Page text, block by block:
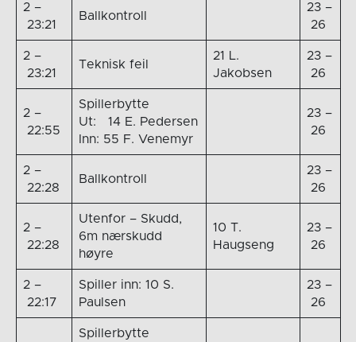
2 –
23:21
Ballkontroll
23 –
26
2 –
23:21
Teknisk feil
21 L.
Jakobsen
23 –
26
2 –
22:55
Spillerbytte
Ut: 14 E. Pedersen
Inn: 55 F. Venemyr
23 –
26
2 –
22:28
Ballkontroll
23 –
26
2 –
22:28
Utenfor – Skudd,
6m nærskudd
høyre
10 T.
Haugseng
23 –
26
2 –
22:17
Spiller inn: 10 S.
Paulsen
23 –
26
Spillerbytte